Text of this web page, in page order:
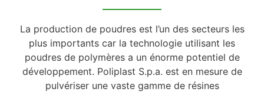
La production de poudres est l’un des secteurs les
plus importants car la technologie utilisant les
poudres de polymères a un énorme potentiel de
développement. Poliplast S.p.a. est en mesure de
pulvériser une vaste gamme de résines